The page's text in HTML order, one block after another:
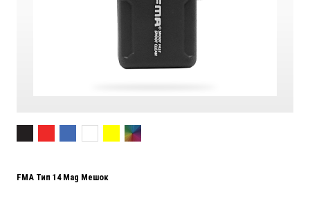
FMA Тип 14 Mag Мешок